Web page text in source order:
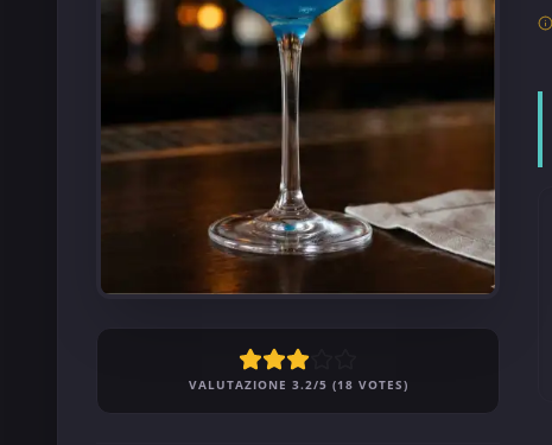
VALUTAZIONE 3.2/5 (18 VOTES)